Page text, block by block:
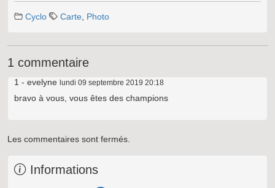
Cyclo Carte Photo
1 commentaire
1 - evelyne lundi 09 septembre 2019 20:18
bravo à vous, vous êtes des champions
Les commentaires sont fermés.
Informations